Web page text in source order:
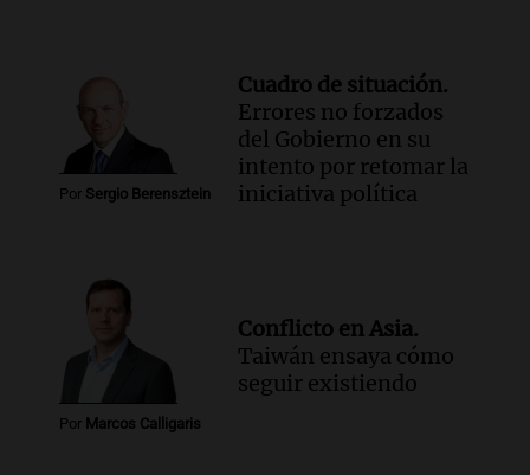
Por Sergio Berensztein
Cuadro de situación.
Errores no forzados
del Gobierno en su
intento por retomar la
iniciativa política
Por Marcos Calligaris
Conflicto en Asia.
Taiwán ensaya cómo
seguir existiendo